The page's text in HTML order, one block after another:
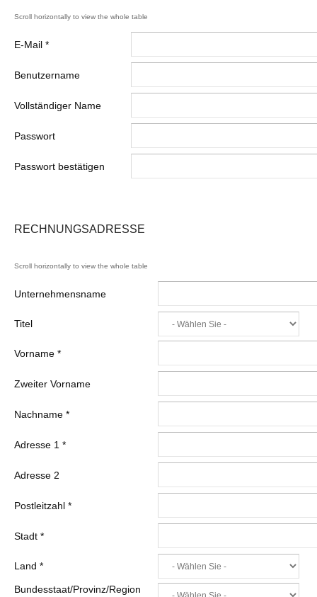
E-Mail *
Benutzername
Vollständiger Name
Passwort
Passwort bestätigen
RECHNUNGSADRESSE
Unternehmensname
Titel
Vorname *
Zweiter Vorname
Nachname *
Adresse 1 *
Adresse 2
Postleitzahl *
Stadt *
Land *
Bundesstaat/Provinz/Region